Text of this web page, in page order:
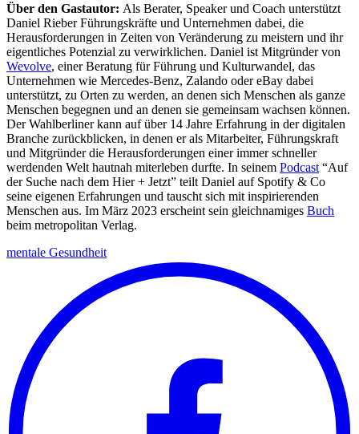
Über den Gastautor: Als Berater, Speaker und Coach unterstützt
Daniel Rieber Führungskräfte und Unternehmen dabei, die
Herausforderungen in Zeiten von Veränderung zu meistern und ihr
eigentliches Potenzial zu verwirklichen. Daniel ist Mitgründer von
Wevolve, einer Beratung für Führung und Kulturwandel, das
Unternehmen wie Mercedes-Benz, Zalando oder eBay dabei
unterstützt, zu Orten zu werden, an denen sich Menschen als ganze
Menschen begegnen und an denen sie gemeinsam wachsen können.
Der Wahlberliner kann auf über 14 Jahre Erfahrung in der digitalen
Branche zurückblicken, in denen er als Mitarbeiter, Führungskraft
und Mitgründer die Herausforderungen einer immer schneller
werdenden Welt hautnah miterleben durfte. In seinem Podcast “Auf
der Suche nach dem Hier + Jetzt” teilt Daniel auf Spotify & Co
seine eigenen Erfahrungen und tauscht sich mit inspirierenden
Menschen aus. Im März 2023 erscheint sein gleichnamiges Buch
beim metropolitan Verlag.
mentale Gesundheit